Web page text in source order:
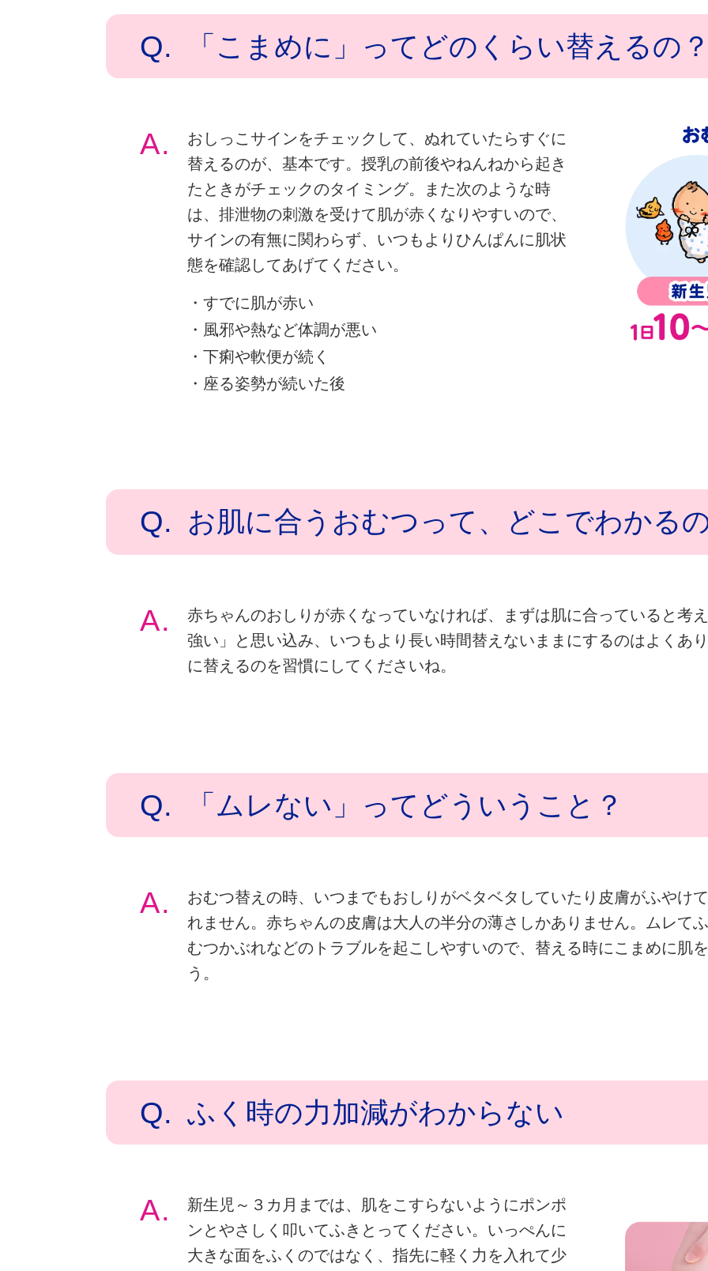
Q. 「こまめに」ってどのくらい替えるの
A.
おしっこサインをチェックして、ぬれていたらすぐに
替えるのが、基本です。授乳の前後やねんねから起き
たときがチェックのタイミング。また次のような時
は、排泄物の刺激を受けて肌が赤くなりやすいので、
サインの有無に関わらず、いつもよりひんぱんに肌状
態を確認してあげてください。
すでに肌が赤い
風邪や熱など体調が悪い
下痢や軟便が続く
座る姿勢が続いた後
Q. お肌に合うおむつって、どこでわかる
A.
赤ちゃんのおしりが赤くなっていなければ、まずは肌に合っていると考
強い」と思い込み、いつもより長い時間替えないままにするのはよくあ
に替えるのを習慣にしてくださいね。
Q. 「ムレない」ってどういうこと？
A.
おむつ替えの時、いつまでもおしりがベタベタしていたり皮膚がふやけ
れません。赤ちゃんの皮膚は大人の半分の薄さしかありません。ムレて
むつかぶれなどのトラブルを起こしやすいので、替える時にこまめに肌
う。
Q. ふく時の力加減がわからない
A.
新生児～３カ月までは、肌をこすらないようにポンポ
ンとやさしく叩いてふきとってください。いっぺんに
大きな面をふくのではなく、指先に軽く力を入れて少